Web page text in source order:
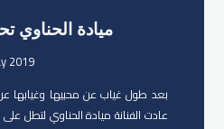
ميادة الحناوي
2019
بعد طول غياب عن محبيها وغيابها
عادت الفنانة ميادة الحناوي​ لتطل